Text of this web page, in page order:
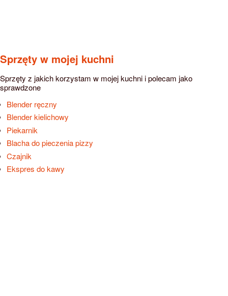
Sprzęty w mojej kuchni
Sprzęty z jakich korzystam w mojej kuchni i polecam jako
sprawdzone
Blender ręczny
Blender kielichowy
Piekarnik
Blacha do pieczenia pizzy
Czajnik
Ekspres do kawy